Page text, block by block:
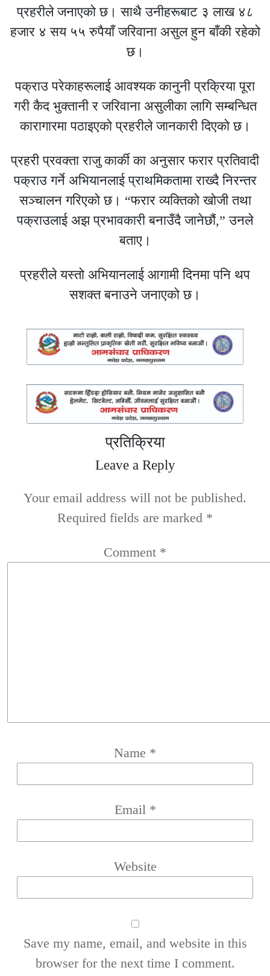
प्रहरीले जनाएको छ। साथै उनीहरूबाट ३ लाख ४८
हजार ४ सय ५५ रुपैयाँ जरिवाना असुल हुन बाँकी रहेको
छ।
पक्राउ परेकाहरूलाई आवश्यक कानुनी प्रक्रिया पूरा
गरी कैद भुक्तानी र जरिवाना असुलीका लागि सम्बन्धित
कारागारमा पठाइएको प्रहरीले जानकारी दिएको छ।
प्रहरी प्रवक्ता राजु कार्की का अनुसार फरार प्रतिवादी
पक्राउ गर्ने अभियानलाई प्राथमिकतामा राख्दै निरन्तर
सञ्चालन गरिएको छ। “फरार व्यक्तिको खोजी तथा
पक्राउलाई अझ प्रभावकारी बनाउँदै जानेछौं,” उनले
बताए।
प्रहरीले यस्तो अभियानलाई आगामी दिनमा पनि थप
सशक्त बनाउने जनाएको छ।
प्रतिक्रिया
Leave a Reply
Your email address will not be published.
Required fields are marked *
Comment *
Name *
Email *
Website
Save my name, email, and website in this
browser for the next time I comment.